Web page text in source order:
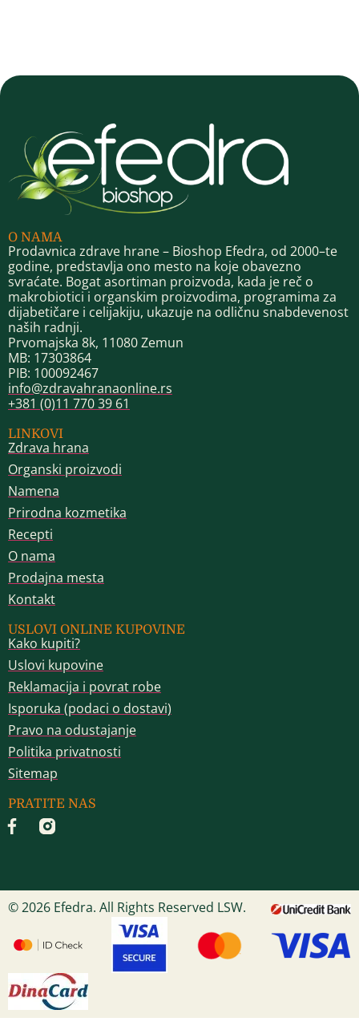
O NAMA
Prodavnica zdrave hrane – Bioshop Efedra, od 2000–te
godine, predstavlja ono mesto na koje obavezno
svraćate. Bogat asortiman proizvoda, kada je reč o
makrobiotici i organskim proizvodima, programima za
dijabetičare i celijakiju, ukazuje na odličnu snabdevenost
naših radnji.
Prvomajska 8k, 11080 Zemun
MB: 17303864
PIB: 100092467
info@zdravahranaonline.rs
+381 (0)11 770 39 61
LINKOVI
Zdrava hrana
Organski proizvodi
Namena
Prirodna kozmetika
Recepti
O nama
Prodajna mesta
Kontakt
USLOVI ONLINE KUPOVINE
Kako kupiti?
Uslovi kupovine
Reklamacija i povrat robe
Isporuka (podaci o dostavi)
Pravo na odustajanje
Politika privatnosti
Sitemap
PRATITE NAS
© 2026 Efedra. All Rights Reserved LSW.